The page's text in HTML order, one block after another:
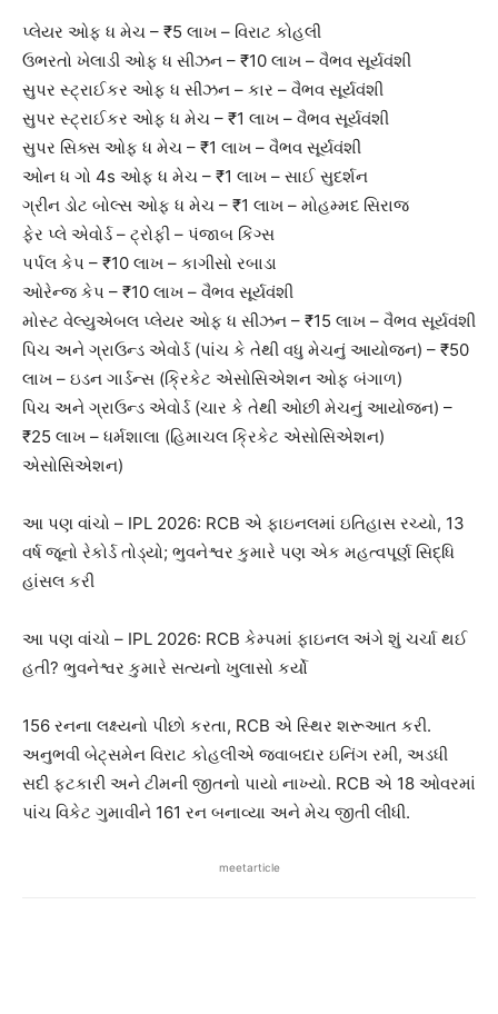
પ્લેયર ઓફ ધ મેચ – ₹5 લાખ – વિરાટ કોહલી
ઉભરતો ખેલાડી ઓફ ધ સીઝન – ₹10 લાખ – વૈભવ સૂર્યવંશી
સુપર સ્ટ્રાઈકર ઓફ ધ સીઝન – કાર – વૈભવ સૂર્યવંશી
સુપર સ્ટ્રાઈકર ઓફ ધ મેચ – ₹1 લાખ – વૈભવ સૂર્યવંશી
સુપર સિક્સ ઓફ ધ મેચ – ₹1 લાખ – વૈભવ સૂર્યવંશી
ઓન ધ ગો 4s ઓફ ધ મેચ – ₹1 લાખ – સાઈ સુદર્શન
ગ્રીન ડોટ બોલ્સ ઓફ ધ મેચ – ₹1 લાખ – મોહમ્મદ સિરાજ
ફેર પ્લે એવોર્ડ – ટ્રોફી – પંજાબ કિંગ્સ
પર્પલ કેપ – ₹10 લાખ – કાગીસો રબાડા
ઓરેન્જ કેપ – ₹10 લાખ – વૈભવ સૂર્યવંશી
મોસ્ટ વેલ્યુએબલ પ્લેયર ઓફ ધ સીઝન – ₹15 લાખ – વૈભવ સૂર્યવંશી
પિચ અને ગ્રાઉન્ડ એવોર્ડ (પાંચ કે તેથી વધુ મેચનું આયોજન) – ₹50
લાખ – ઇડન ગાર્ડન્સ (ક્રિકેટ એસોસિએશન ઓફ બંગાળ)
પિચ અને ગ્રાઉન્ડ એવોર્ડ (ચાર કે તેથી ઓછી મેચનું આયોજન) –
₹25 લાખ – ધર્મશાલા (હિમાચલ ક્રિકેટ એસોસિએશન)
એસોસિએશન)
આ પણ વાંચો – IPL 2026: RCB એ ફાઇનલમાં ઇતિહાસ રચ્યો, 13
વર્ષ જૂનો રેકોર્ડ તોડ્યો; ભુવનેશ્વર કુમારે પણ એક મહત્વપૂર્ણ સિદ્ધિ
હાંસલ કરી
આ પણ વાંચો – IPL 2026: RCB કેમ્પમાં ફાઇનલ અંગે શું ચર્ચા થઈ
હતી? ભુવનેશ્વર કુમારે સત્યનો ખુલાસો કર્યો
156 રનના લક્ષ્યનો પીછો કરતા, RCB એ સ્થિર શરૂઆત કરી.
અનુભવી બેટ્સમેન વિરાટ કોહલીએ જવાબદાર ઇનિંગ રમી, અડધી
સદી ફટકારી અને ટીમની જીતનો પાયો નાખ્યો. RCB એ 18 ઓવરમાં
પાંચ વિકેટ ગુમાવીને 161 રન બનાવ્યા અને મેચ જીતી લીધી.
meetarticle